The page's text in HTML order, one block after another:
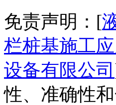
免责声明：[
栏桩基施工
设备有限公司
性、准确性